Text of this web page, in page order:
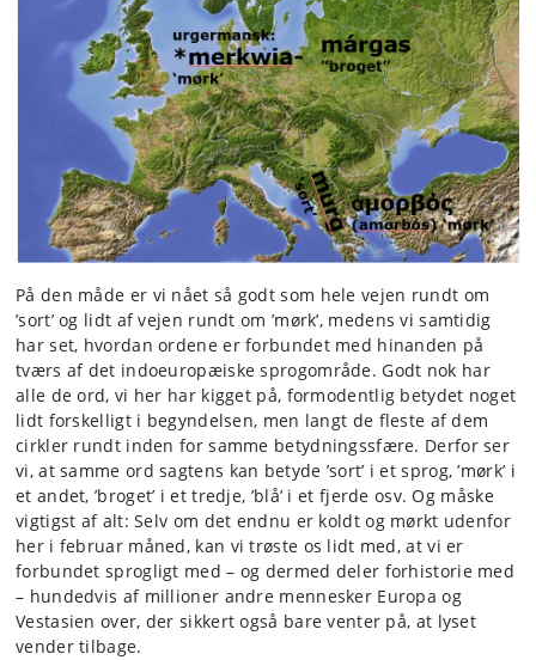
På den måde er vi nået så godt som hele vejen rundt om
’sort’ og lidt af vejen rundt om ’mørk’, medens vi samtidig
har set, hvordan ordene er forbundet med hinanden på
tværs af det indoeuropæiske sprogområde. Godt nok har
alle de ord, vi her har kigget på, formodentlig betydet noget
lidt forskelligt i begyndelsen, men langt de fleste af dem
cirkler rundt inden for samme betydningssfære. Derfor ser
vi, at samme ord sagtens kan betyde ’sort’ i et sprog, ’mørk’ i
et andet, ’broget’ i et tredje, ’blå’ i et fjerde osv. Og måske
vigtigst af alt: Selv om det endnu er koldt og mørkt udenfor
her i februar måned, kan vi trøste os lidt med, at vi er
forbundet sprogligt med – og dermed deler forhistorie med
– hundedvis af millioner andre mennesker Europa og
Vestasien over, der sikkert også bare venter på, at lyset
vender tilbage.